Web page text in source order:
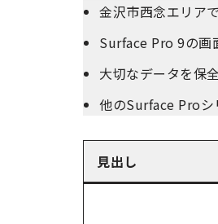
金沢市西念エリア
Surface Pro 9の画
大切なデータを保
他のSurface Proシ
見出し